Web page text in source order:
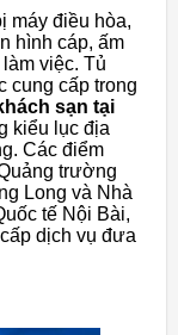
máy điều hòa,
hình cáp, ấm
việc. Tủ
cung cấp trong
sạn tại
kiểu lục địa
Các điểm
trường
Long và Nhà
tế Nội Bài,
dịch vụ đưa